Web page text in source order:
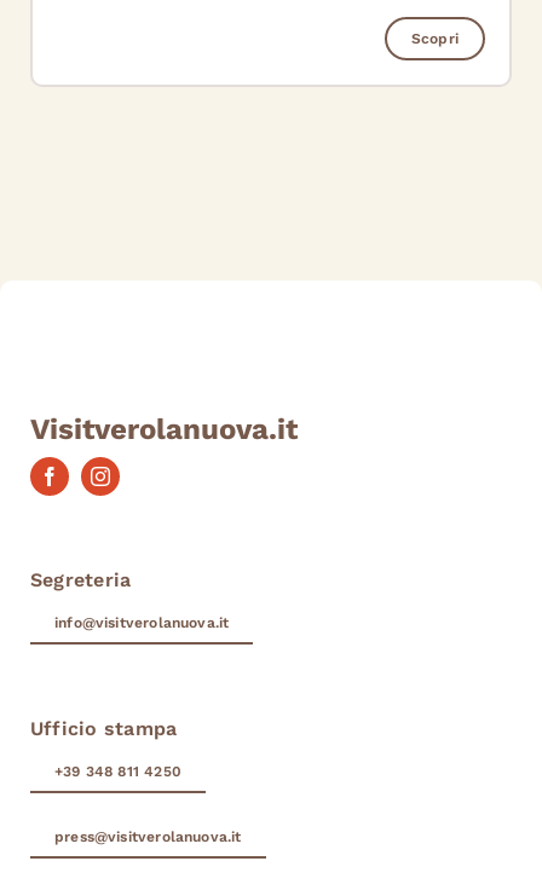
Scopri
Visitverolanuova.it
Segreteria
info@visitverolanuova.it
Ufficio stampa
+39 348 811 4250
press@visitverolanuova.it